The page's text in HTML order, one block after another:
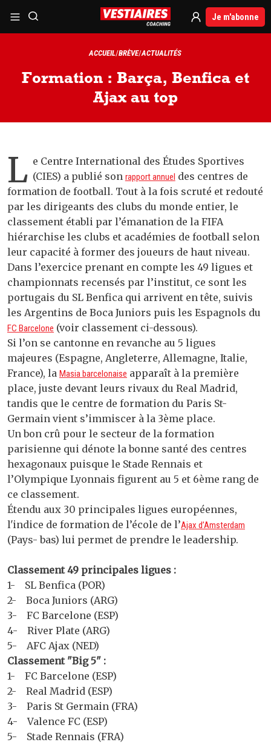
Je m'abonne
ACCUEIL BRÈVE ACTUALITÉS
Formation : Barça, Benfica et
Ajax au top
L e Centre International des Études Sportives
(CIES) a publié son rapport annuel des centres de
formation de football. Tout à la fois scruté et redouté
par les dirigeants des clubs du monde entier, le
classement établi par l’émanation de la FIFA
hiérarchise les clubs et académies de football selon
leur capacité à former des joueurs de haut niveau.
Dans l’exercice prenant en compte les 49 ligues et
championnats recensés par l’institut, ce sont les
portugais du SL Benfica qui arrivent en tête, suivis
les Argentins de Boca Juniors puis les Espagnols du
FC Barcelone (voir classement ci-dessous).
Si l’on se cantonne en revanche au 5 ligues
majeures (Espagne, Angleterre, Allemagne, Italie,
France), la Masia barcelonaise apparaît à la première
place, juste devant leurs rivaux du Real Madrid,
tandis que le centre de formation du Paris St-
Germain vient s’immiscer à la 3ème place.
Un bon crû pour le secteur de la formation
parisienne qui dénote la bonne santé des centres
hexagonaux puisque le Stade Rennais et
l’Olympique Lyonnais figurent au 5 et 6ème rang de
ce classement.
Étendu aux 30 principales ligues européennes,
l'indice de formation de l’école de l’Ajax d’Amsterdam
(Pays- bas) lui permet de prendre le leadership.
Classement 49 principales ligues :
1- SL Benfica (POR)
2- Boca Juniors (ARG)
3- FC Barcelone (ESP)
4- River Plate (ARG)
5- AFC Ajax (NED)
Classement "Big 5" :
1- FC Barcelone (ESP)
2- Real Madrid (ESP)
3- Paris St Germain (FRA)
4- Valence FC (ESP)
5- Stade Rennais (FRA)